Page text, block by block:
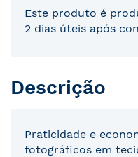
Este produto é
2 dias úteis após
Descrição
Praticidade e
fotográficos em